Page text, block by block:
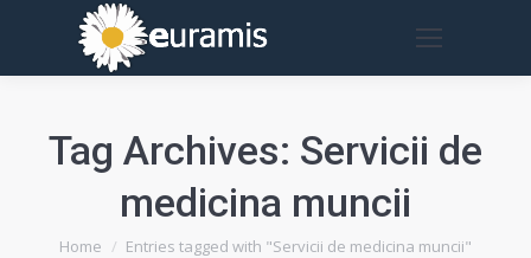
Tag Archives: Servicii de
medicina muncii
You are here:
Home Entries tagged with "Servicii de medicina muncii"